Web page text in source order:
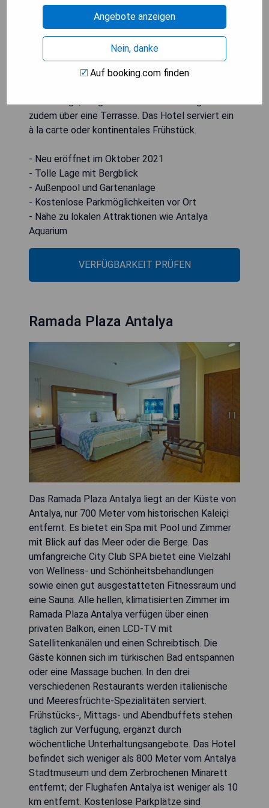
auf die Berge. Zu den Annehmlichkeiten gehören
Zimmerdienst, eine Touristeninformation und der
Währungsumtausch. Jedes Zimmer ist mit einem
Schreibtisch ausgestattet und bietet ein eigenes
Bad mit Dusche und kostenlosen
zudem über eine Terrasse. Das Hotel serviert ein
à la carte oder kontinentales Frühstück.
- Neu eröffnet im Oktober 2021
- Tolle Lage mit Bergblick
- Außenpool und Gartenanlage
- Kostenlose Parkmöglichkeiten vor Ort
- Nähe zu lokalen Attraktionen wie Antalya
Aquarium
VERFÜGBARKEIT PRÜFEN
Ramada Plaza Antalya
Das Ramada Plaza Antalya liegt an der Küste von
Antalya, nur 700 Meter vom historischen Kaleiçi
entfernt. Es bietet ein Spa mit Pool und Zimmer
mit Blick auf das Meer oder die Berge. Das
umfangreiche City Club SPA bietet eine Vielzahl
von Wellness- und Schönheitsbehandlungen
sowie einen gut ausgestatteten Fitnessraum und
eine Sauna. Alle hellen, klimatisierten Zimmer im
Ramada Plaza Antalya verfügen über einen
privaten Balkon, einen LCD-TV mit
Satellitenkanälen und einen Schreibtisch. Die
Gäste können sich im türkischen Bad entspannen
oder eine Massage buchen. In den drei
verschiedenen Restaurants werden italienische
und Meeresfrüchte-Spezialitäten serviert.
Frühstücks-, Mittags- und Abendbuffets stehen
täglich zur Verfügung, ergänzt durch
wöchentliche Unterhaltungsangebote. Das Hotel
befindet sich weniger als 800 Meter vom Antalya
Stadtmuseum und dem Zerbrochenen Minarett
entfernt; der Flughafen Antalya ist weniger als 10
km entfernt. Kostenlose Parkplätze sind
Angebote anzeigen
Nein, danke
Auf booking.com finden